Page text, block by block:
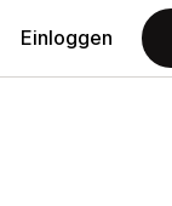
Einloggen